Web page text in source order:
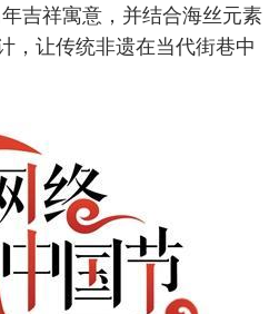
吉祥寓意，并结合海丝元素
，让传统非遗在当代街巷中